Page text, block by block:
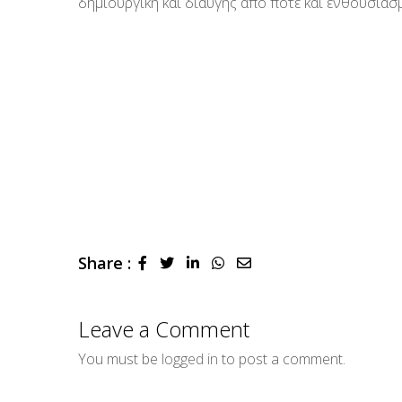
Share : LinkedInWhatsapp
Share
Leave a Comment
You must be logged in to post a comment.